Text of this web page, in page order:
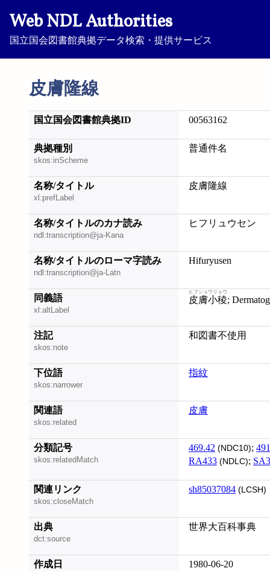
Web NDL Authorities
国立国会図書館典拠データ検索・提供サービス
皮膚隆線
国立国会図書館典拠ID 00563162
典拠種別
skos:inScheme
普通件名
名称/タイトル
xl:prefLabel
皮膚隆線
名称/タイトルのカナ読み
ndl:transcription@ja-Kana
ヒフリュウセン
名称/タイトルのローマ字読み
ndl:transcription@ja-Latn
Hifuryusen
同義語
xl:altLabel
皮膚小稜
ヒフショウリョウ
;
注記
skos:note
和図書不使用
下位語
skos:narrower
指紋
関連語
skos:related
皮膚
分類記号
skos:relatedMatch
469.42 (NDC10);
RA433 (NDLC);
関連リンク
skos:closeMatch
sh85037084 (LCSH)
出典
dct:source
世界大百科事典
作成日 1980-06-20